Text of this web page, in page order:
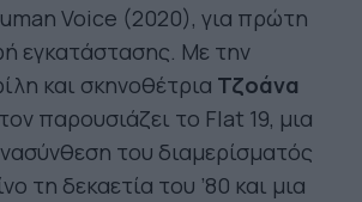
Voice (2020), για πρώτη
εγκατάστασης. Mε την
και σκηνοθέτρια Τζοάνα
παρουσιάζει το Flat 19, μια
του διαμερίσματός
τη δεκαετία του ’80 και μια